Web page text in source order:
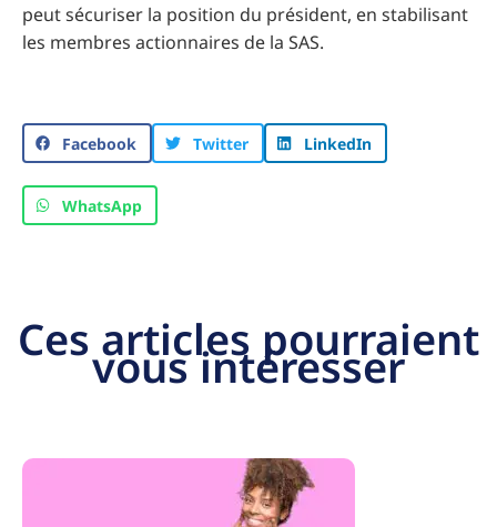
peut sécuriser la position du président, en stabilisant
les membres actionnaires de la SAS.
Facebook Twitter LinkedIn
WhatsApp
Ces articles pourraient
vous intéresser